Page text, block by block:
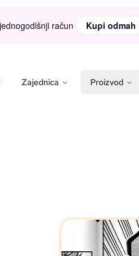
račun Kupi odmah
Zajednica Proizvod